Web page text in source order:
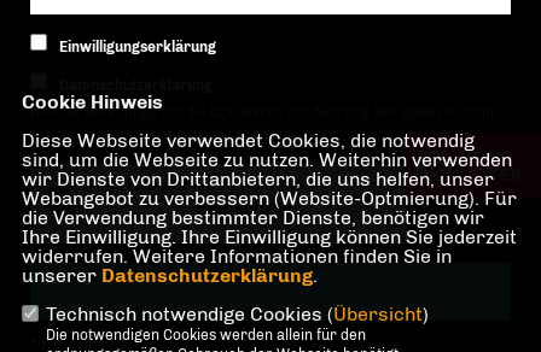
Einwilligungserklärung
Hiermit berechtige ich die CDU Berlin zur Nutzung der Daten im Sinn
der nachfolgenden Datenschutzerklärung.*
Anti-Roboter-Verifizierung
Hier klicken
Friendly Captcha ⇗
* Pflichtfeld!
Cookie Hinweis
Diese Webseite verwendet Cookies, die notwendig
sind, um die Webseite zu nutzen. Weiterhin verwenden
wir Dienste von Drittanbietern, die uns helfen, unser
Webangebot zu verbessern (Website-Optmierung). Für
die Verwendung bestimmter Dienste, benötigen wir
Ihre Einwilligung. Ihre Einwilligung können Sie jederzeit
widerrufen. Weitere Informationen finden Sie in
unserer Datenschutzerklärung.
Technisch notwendige Cookies (Übersicht)
Die notwendigen Cookies werden allein für den